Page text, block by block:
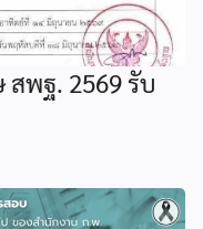
พฐ. 2569 รับ